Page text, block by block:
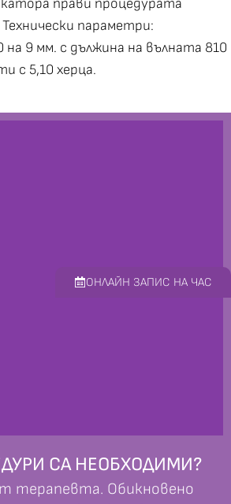
прави процедурата
параметри:
9 мм. с дължина на вълната 810
с 5,10 херца.
СА НЕОБХОДИМИ?
терапевта. Обикновено
ОНЛАЙН ЗАПИС НА ЧАС